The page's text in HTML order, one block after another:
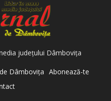
judeţului Dâmboviţa
Dâmboviţa Abonează-te